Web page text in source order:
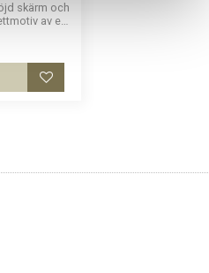
skärm och
av en
Lägg till i favoriter